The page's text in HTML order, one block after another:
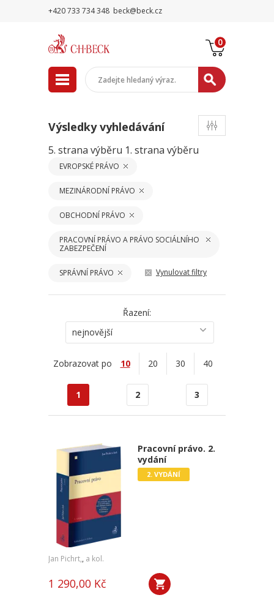
+420 733 734 348 beck@beck.cz
0
Výsledky vyhledávání
5. strana výběru 1. strana výběru
EVROPSKÉ PRÁVO
MEZINÁRODNÍ PRÁVO
OBCHODNÍ PRÁVO
PRACOVNÍ PRÁVO A PRÁVO SOCIÁLNÍHO
ZABEZPEČENÍ
SPRÁVNÍ PRÁVO Vynulovat filtry
Řazení:
nejnovější
Zobrazovat po 10 20 30 40
1 2 3
Pracovní právo. 2.
vydání
2. VYDÁNÍ
Jan Pichrt,, a kol.
1 290,00 Kč